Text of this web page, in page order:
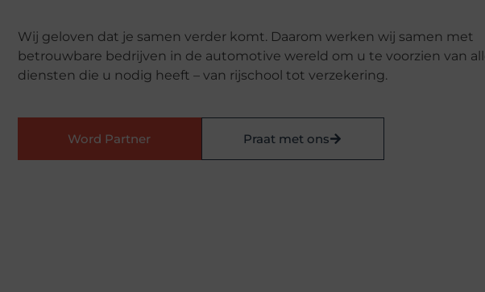
Wij geloven dat je samen verder komt. Daarom werken wij samen met
betrouwbare bedrijven in de automotive wereld om u te voorzien van
diensten die u nodig heeft – van rijschool tot verzekering.
Word Partner Praat met ons